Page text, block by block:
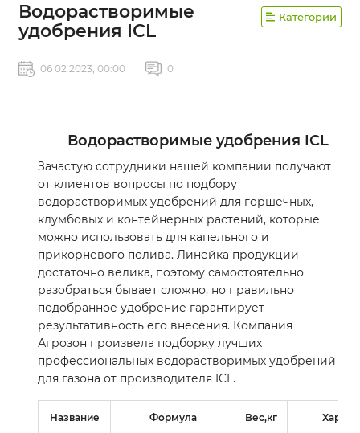
Водорастворимые
удобрения ICL
Категории
06 02 2023, 00:00 0
Водорастворимые удобрения ICL
Зачастую сотрудники нашей компании получают
от клиентов вопросы по подбору
водорастворимых удобрений для горшечных,
клумбовых и контейнерных растений, которые
можно использовать для капельного и
прикорневого полива. Линейка продукции
достаточно велика, поэтому самостоятельно
разобраться бывает сложно, но правильно
подобранное удобрение гарантирует
результативность его внесения. Компания
Агрозон произвела подборку лучших
профессиональных водорастворимых удобрений
для газона от производителя ICL.
Название Формула Вес,кг